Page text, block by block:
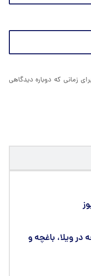
در ویلا، باغچه و
زمانی که دوباره دیدگاهی